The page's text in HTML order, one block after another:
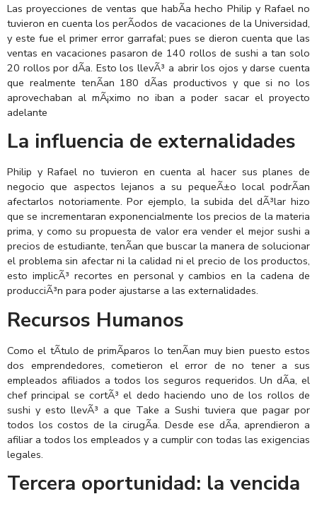
Las proyecciones de ventas que habÃ­a hecho Philip y Rafael no
tuvieron en cuenta los perÃ­odos de vacaciones de la Universidad,
y este fue el primer error garrafal; pues se dieron cuenta que las
ventas en vacaciones pasaron de 140 rollos de sushi a tan solo
20 rollos por dÃ­a. Esto los llevÃ³ a abrir los ojos y darse cuenta
que realmente tenÃ­an 180 dÃ­as productivos y que si no los
aprovechaban al mÃ¡ximo no iban a poder sacar el proyecto
adelante
La influencia de externalidades
Philip y Rafael no tuvieron en cuenta al hacer sus planes de
negocio que aspectos lejanos a su pequeÃ±o local podrÃ­an
afectarlos notoriamente. Por ejemplo, la subida del dÃ³lar hizo
que se incrementaran exponencialmente los precios de la materia
prima, y como su propuesta de valor era vender el mejor sushi a
precios de estudiante, tenÃ­an que buscar la manera de solucionar
el problema sin afectar ni la calidad ni el precio de los productos,
esto implicÃ³ recortes en personal y cambios en la cadena de
producciÃ³n para poder ajustarse a las externalidades.
Recursos Humanos
Como el tÃ­tulo de primÃ­paros lo tenÃ­an muy bien puesto estos
dos emprendedores, cometieron el error de no tener a sus
empleados afiliados a todos los seguros requeridos. Un dÃ­a, el
chef principal se cortÃ³ el dedo haciendo uno de los rollos de
sushi y esto llevÃ³ a que Take a Sushi tuviera que pagar por
todos los costos de la cirugÃ­a. Desde ese dÃ­a, aprendieron a
afiliar a todos los empleados y a cumplir con todas las exigencias
legales.
Tercera oportunidad: la vencida